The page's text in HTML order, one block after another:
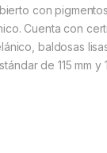
con
Cuenta con
baldosas
de 115 mm y